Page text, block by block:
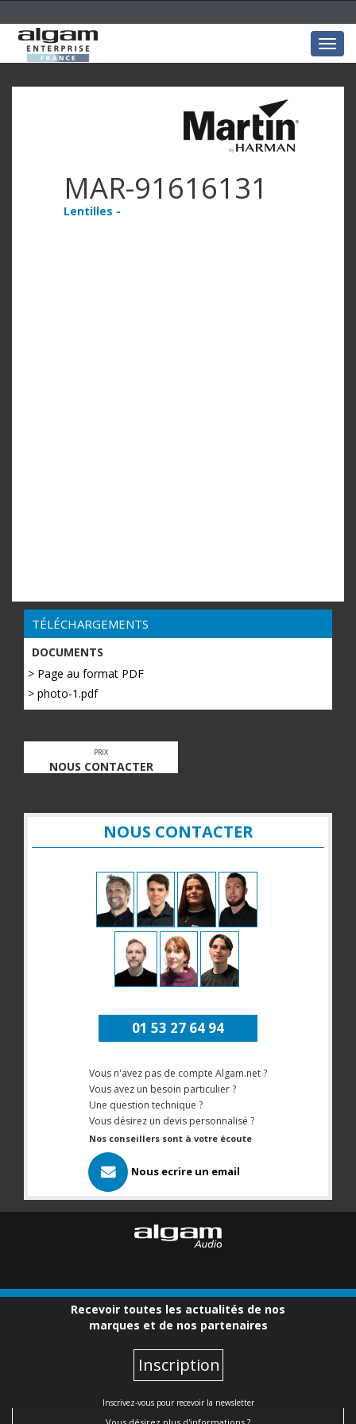
MAR-91616131
Lentilles -
TÉLÉCHARGEMENTS
DOCUMENTS
> Page au format PDF
> photo-1.pdf
PRIX
NOUS CONTACTER
NOUS CONTACTER
01 53 27 64 94
Vous n'avez pas de compte Algam.net ?
Vous avez un besoin particulier ?
Une question technique ?
Vous désirez un devis personnalisé ?
Nos conseillers sont à votre écoute
Nous ecrire un email
Recevoir toutes les actualités de nos
marques et de nos partenaires
Inscription
Inscrivez-vous pour recevoir la newsletter